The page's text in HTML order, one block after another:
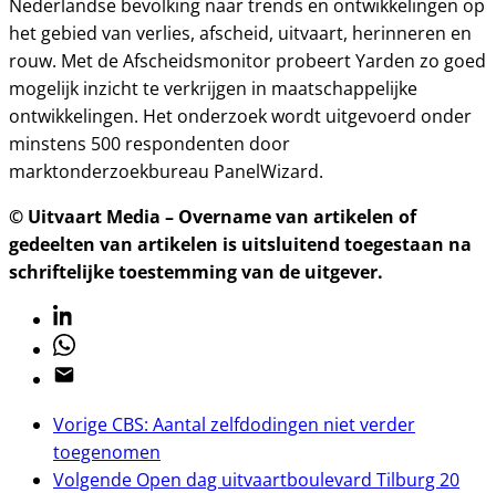
Nederlandse bevolking naar trends en ontwikkelingen op
het gebied van verlies, afscheid, uitvaart, herinneren en
rouw. Met de Afscheidsmonitor probeert Yarden zo goed
mogelijk inzicht te verkrijgen in maatschappelijke
ontwikkelingen. Het onderzoek wordt uitgevoerd onder
minstens 500 respondenten door
marktonderzoekbureau PanelWizard.
© Uitvaart Media – Overname van artikelen of
gedeelten van artikelen is uitsluitend toegestaan na
schriftelijke toestemming van de uitgever.
Linkedin
Whatsapp
Email
Vorige CBS: Aantal zelfdodingen niet verder
toegenomen
Volgende Open dag uitvaartboulevard Tilburg 20